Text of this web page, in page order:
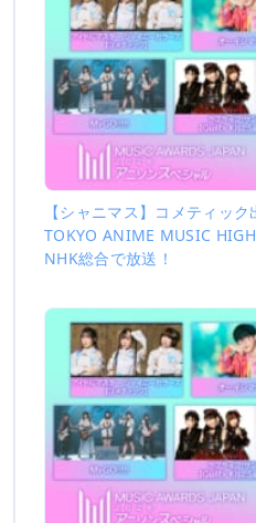
【シャニマス】コメティッ
TOKYO ANIME MUSIC
NHK総合で放送！